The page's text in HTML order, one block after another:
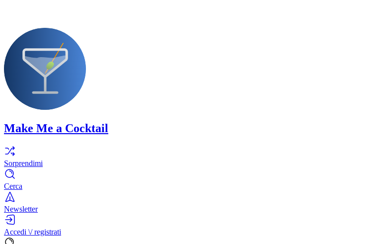
Make Me a Cocktail
Sorprendimi
Cerca
Newsletter
Accedi \/ registrati